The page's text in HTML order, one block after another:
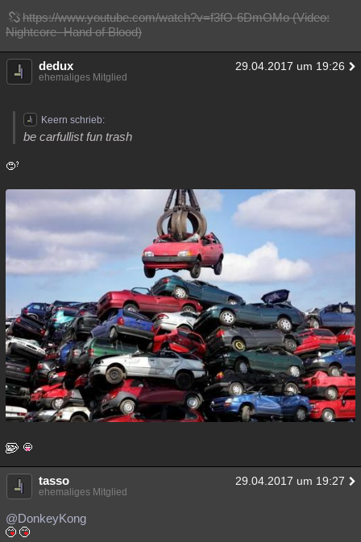
https://www.youtube.com/watch?v=f3fO-6DmOMo (Video:
Nightcore- Hand of Blood)
dedux 29.04.2017 um 19:26
ehemaliges Mitglied
Keern schrieb:
be carfullist fun trash
tasso 29.04.2017 um 19:27
ehemaliges Mitglied
@DonkeyKong